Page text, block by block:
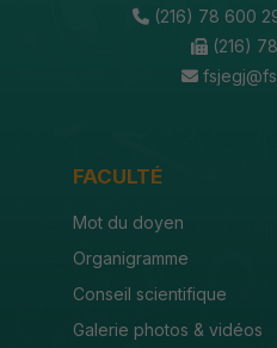
(216) 78 600
(216)
FACULTÉ
Mot du doyen
Organigramme
Conseil scientifique
Galerie photos & vidéos